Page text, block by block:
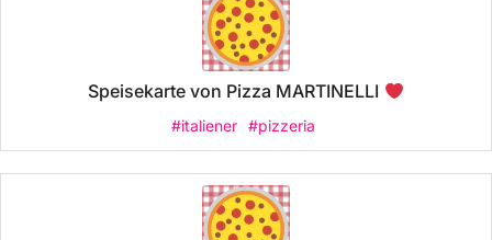
Speisekarte von Pizza MARTINELLI
#italiener #pizzeria